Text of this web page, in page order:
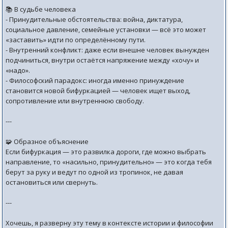
📚 В судьбе человека
- Принудительные обстоятельства: война, диктатура,
социальное давление, семейные установки — всё это может
«заставить» идти по определённому пути.
- Внутренний конфликт: даже если внешне человек вынужден
подчиниться, внутри остаётся напряжение между «хочу» и
«надо».
- Философский парадокс: иногда именно принуждение
становится новой бифуркацией — человек ищет выход,
сопротивление или внутреннюю свободу.
---
🧩 Образное объяснение
Если бифуркация — это развилка дороги, где можно выбрать
направление, то «насильно, принудительно» — это когда тебя
берут за руку и ведут по одной из тропинок, не давая
остановиться или свернуть.
---
Хочешь, я разверну эту тему в контексте истории и философии